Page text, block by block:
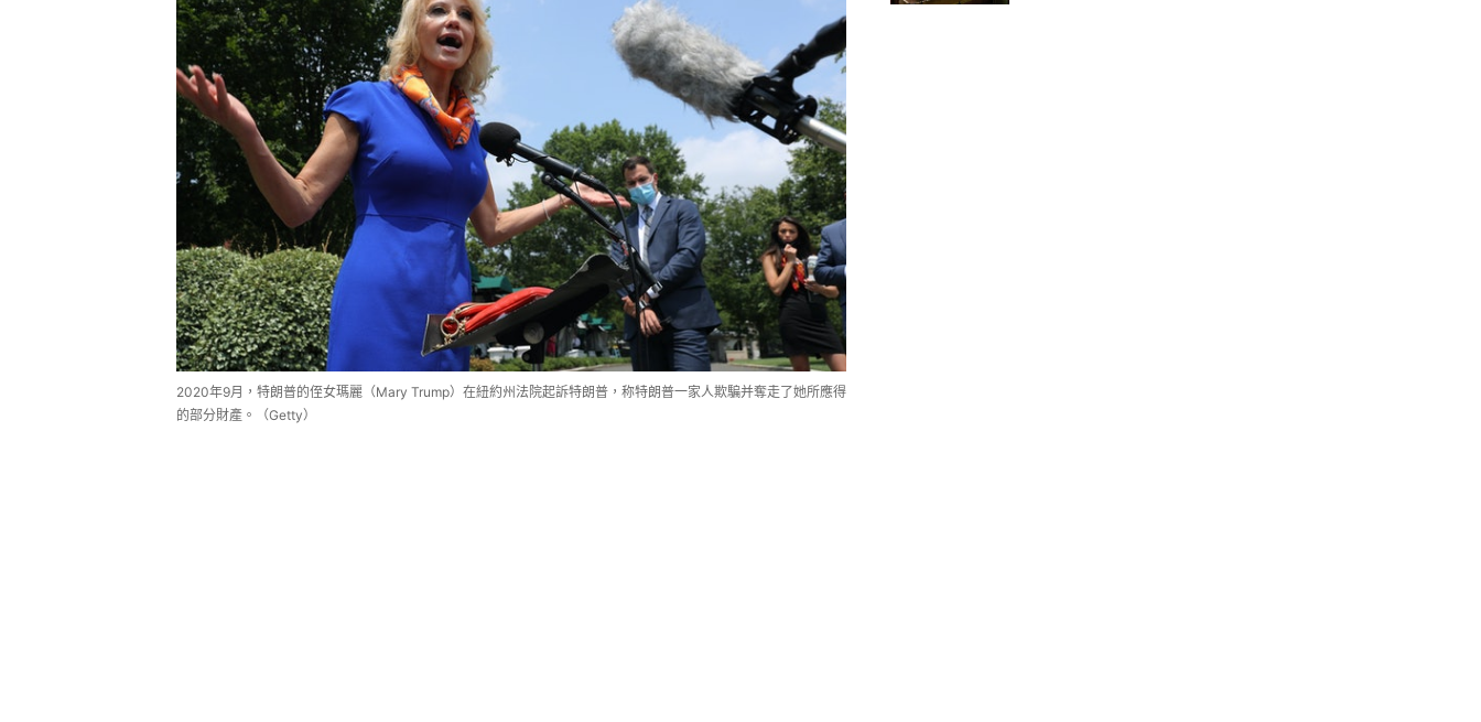
2020年9月，特朗普的侄女瑪麗（Mary Trump）在紐約州法院起訴特朗普，称特朗普一家人欺騙并奪走了她所應得
的部分財產。（Getty）